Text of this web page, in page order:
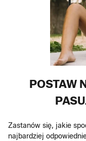
POSTAW
Zastanów się, jakie
najbardziej